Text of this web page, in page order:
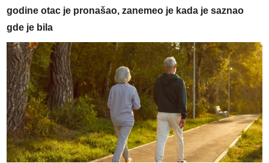
godine otac je pronašao, zanemeo je kada je saznao
gde je bila